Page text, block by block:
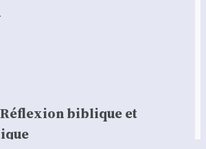
Réflexion biblique et